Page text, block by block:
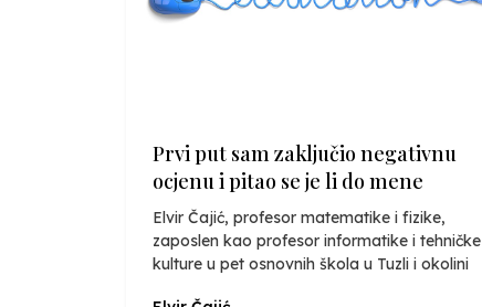
Prvi put sam zaključio negativnu
ocjenu i pitao se je li do mene
Elvir Čajić, profesor matematike i fizike,
zaposlen kao profesor informatike i tehničke
kulture u pet osnovnih škola u Tuzli i okolini